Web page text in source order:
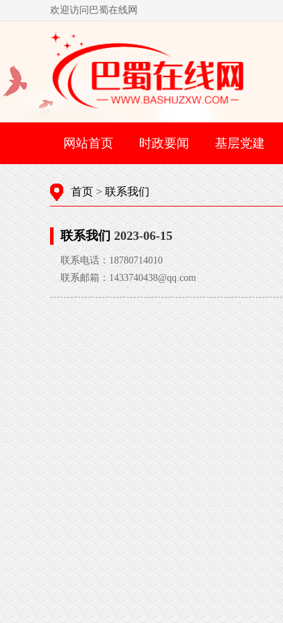
欢迎访问巴蜀在线网
网站首页 时政要闻 基层党建
首页> 联系我们
联系我们 2023-06-15
联系电话：18780714010
联系邮箱：1433740438@qq.com